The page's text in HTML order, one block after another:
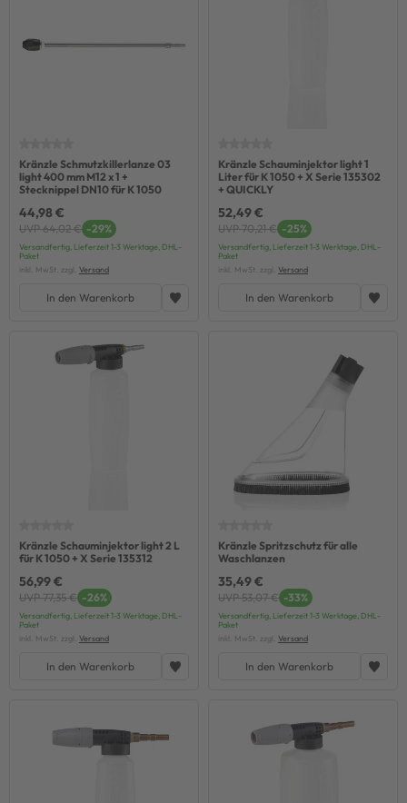
Kränzle Schmutzkillerlanze 03
light 400 mm M12 x 1 +
Stecknippel DN10 für K 1050
44,98 €
UVP 64,02 € -29%
Versandfertig, Lieferzeit 1-3 Werktage, DHL-
Paket
inkl. MwSt. zzgl. Versand
In den Warenkorb
Kränzle Schauminjektor light 1
Liter für K 1050 + X Serie 135302
+ QUICKLY
52,49 €
UVP 70,21 € -25%
Versandfertig, Lieferzeit 1-3 Werktage, DHL-
Paket
inkl. MwSt. zzgl. Versand
In den Warenkorb
Kränzle Schauminjektor light 2 L
für K 1050 + X Serie 135312
56,99 €
UVP 77,35 € -26%
Versandfertig, Lieferzeit 1-3 Werktage, DHL-
Paket
inkl. MwSt. zzgl. Versand
In den Warenkorb
Kränzle Spritzschutz für alle
Waschlanzen
35,49 €
UVP 53,07 € -33%
Versandfertig, Lieferzeit 1-3 Werktage, DHL-
Paket
inkl. MwSt. zzgl. Versand
In den Warenkorb